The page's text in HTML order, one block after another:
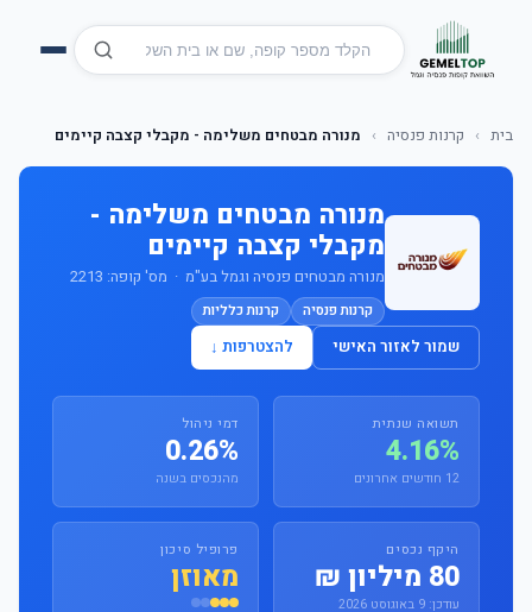
בית › קרנות פנסיה › מנורה מבטחים משלימה - מקבלי קצבה קיימים
מנורה מבטחים משלימה -
מקבלי קצבה קיימים
מנורה מבטחים פנסיה וגמל בע"מ · מס' קופה: 2213
קרנות פנסיה קרנות כלליות
שמור לאזור האישי להצטרפות ↓
תשואה שנתית
4.16%
12 חודשים אחרונים
דמי ניהול
0.26%
מהנכסים בשנה
היקף נכסים
80 מיליון ₪
עודכן: 9 באוגוסט 2026
פרופיל סיכון
מאוזן